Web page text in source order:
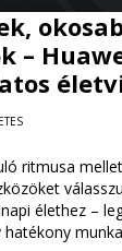
–
ritmusa
élethez –